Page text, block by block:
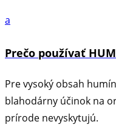
a
Prečo používať
Pre vysoký obsah
blahodárny účinok na
prírode nevyskytujú.